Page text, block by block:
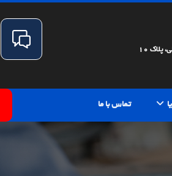
10
تماس با ما